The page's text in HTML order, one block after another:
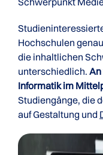
Hochschulen
die inhaltlichen
unterschiedlich.
Informatik im
Studiengänge, die
auf Gestaltung und